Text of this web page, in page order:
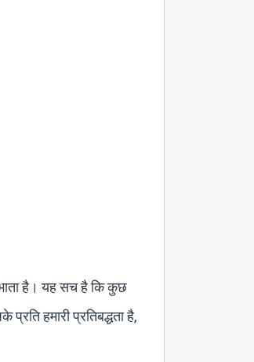
है। यह सच है कि कुछ
हमारी प्रतिबद्धता है,